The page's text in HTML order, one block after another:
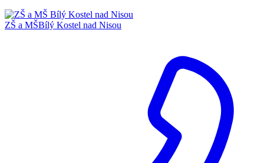
ZŠ a MŠBílý Kostel nad Nisou